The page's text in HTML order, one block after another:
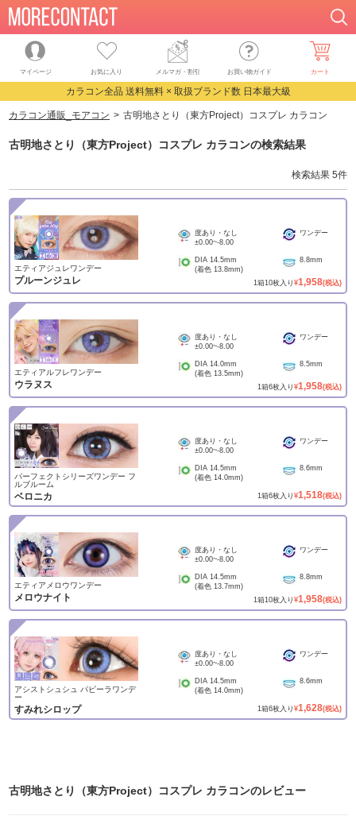
マイページ お気に入り メルマガ・割引 お買い物ガイド カート
カラコン全品 送料無料 × 取扱ブランド数 日本最大級
カラコン通販_モアコン 古明地さとり（東方Project）コスプレ カラコン
古明地さとり（東方Project）コスプレ カラコンの検索結果
検索結果 5件
エティアジュレワンデー
プルーンジュレ
度あり・なし
±0.00~-8.00
ワンデー
DIA 14.5mm
(着色 13.8mm)
8.8mm
1箱10枚入り ¥1,958(税込)
エティアルフレワンデー
ウラヌス
度あり・なし
±0.00~-8.00
ワンデー
DIA 14.0mm
(着色 13.5mm)
8.5mm
1箱6枚入り ¥1,958(税込)
パーフェクトシリーズワンデー フ
ルブルーム
ベロニカ
度あり・なし
±0.00~-8.00
ワンデー
DIA 14.5mm
(着色 14.0mm)
8.6mm
1箱6枚入り ¥1,518(税込)
エティアメロウワンデー
メロウナイト
度あり・なし
±0.00~-8.00
ワンデー
DIA 14.5mm
(着色 13.7mm)
8.8mm
1箱10枚入り ¥1,958(税込)
アシストシュシュ パピーラワンデ
ー
すみれシロップ
度あり・なし
±0.00~-8.00
ワンデー
DIA 14.5mm
(着色 14.0mm)
8.6mm
1箱6枚入り ¥1,628(税込)
古明地さとり（東方Project）コスプレ カラコンのレビュー